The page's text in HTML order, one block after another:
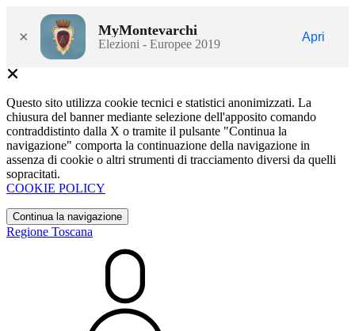
× MyMontevarchi
Elezioni - Europee 2019
Apri
Questo sito utilizza cookie tecnici e statistici anonimizzati. La
chiusura del banner mediante selezione dell'apposito comando
contraddistinto dalla X o tramite il pulsante "Continua la
navigazione" comporta la continuazione della navigazione in
assenza di cookie o altri strumenti di tracciamento diversi da quelli
sopracitati.
COOKIE POLICY
Continua la navigazione
Regione Toscana